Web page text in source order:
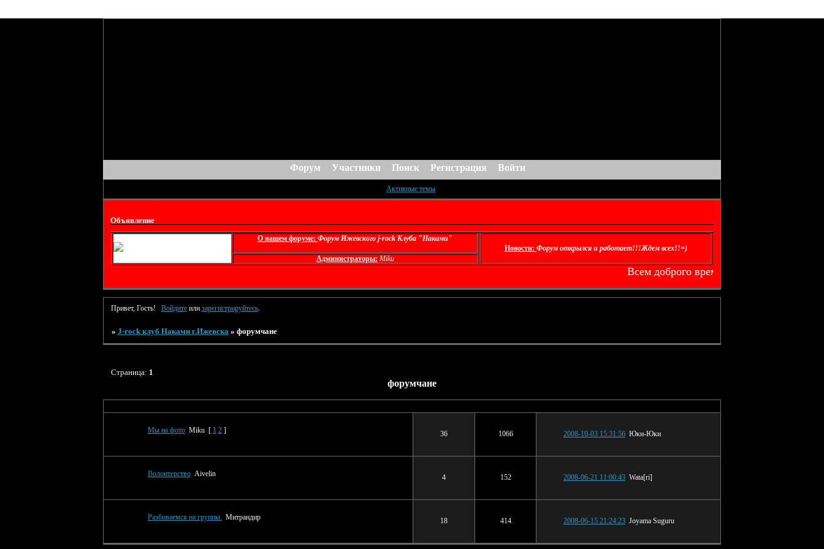
Форум Участники Поиск Регистрация Войти
Активные темы
Объявление
О нашем форуме:Форум Ижевского j-rock Клуба "Наками"
Новости:Форум открылся и работает!!!Ждем всех!!=)
Администраторы: Miku
Всем доброго времени суток!!
Привет, Гость! Войдитеили зарегистрируйтесь.
» J-rock клуб Наками г.Ижевска » форумчане
форумчане
Страница: 1
Мы на фото Miku [ 1 2 ] 36 1066 2008-10-03 15:31:56 Юки-Юки
Волонтерство Aivelin 4 152 2008-06-21 11:00:43 Wata[ri]
Разбиваемся на группы. Митрандир 18 414 2008-06-15 21:24:23 Joyama Suguru